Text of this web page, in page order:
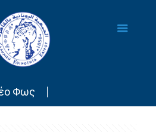
Φως